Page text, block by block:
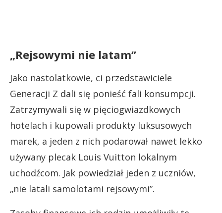
„Rejsowymi nie latam”
Jako nastolatkowie, ci przedstawiciele
Generacji Z dali się ponieść fali konsumpcji.
Zatrzymywali się w pięciogwiazdkowych
hotelach i kupowali produkty luksusowych
marek, a jeden z nich podarował nawet lekko
używany plecak Louis Vuitton lokalnym
uchodźcom. Jak powiedział jeden z uczniów,
„nie latali samolotami rejsowymi”.